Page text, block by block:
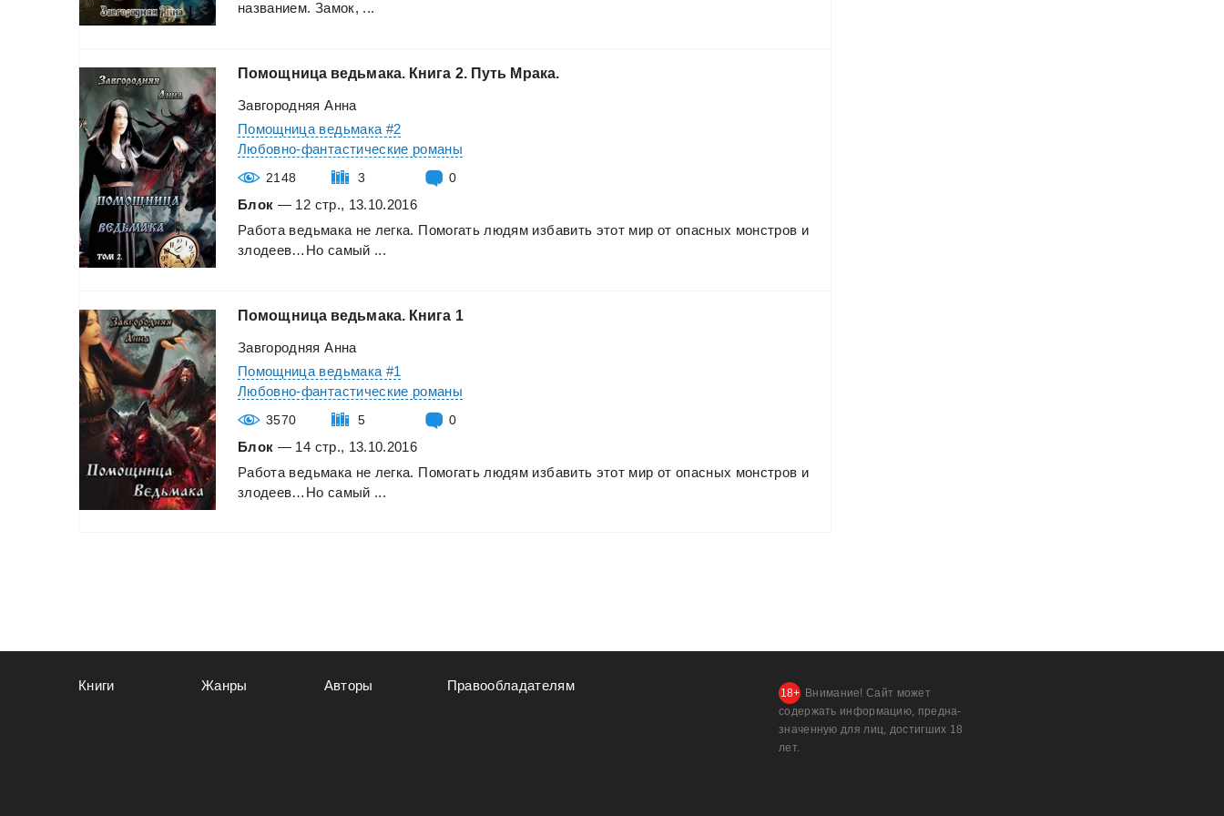
названием. Замок, ...
Помощница ведьмака. Книга 2. Путь Мрака.
Завгородняя Анна
Помощница ведьмака #2
Любовно-фантастические романы
2148 3 0
Блок — 12 стр., 13.10.2016
Работа ведьмака не легка. Помогать людям избавить этот мир от опасных монстров и
злодеев…Но самый ...
Помощница ведьмака. Книга 1
Завгородняя Анна
Помощница ведьмака #1
Любовно-фантастические романы
3570 5 0
Блок — 14 стр., 13.10.2016
Работа ведьмака не легка. Помогать людям избавить этот мир от опасных монстров и
злодеев…Но самый ...
Книги Жанры Авторы Правообладателям
Внимание! Сайт может
содержать информацию, предна­
значенную для лиц, дости­гших 18
лет.